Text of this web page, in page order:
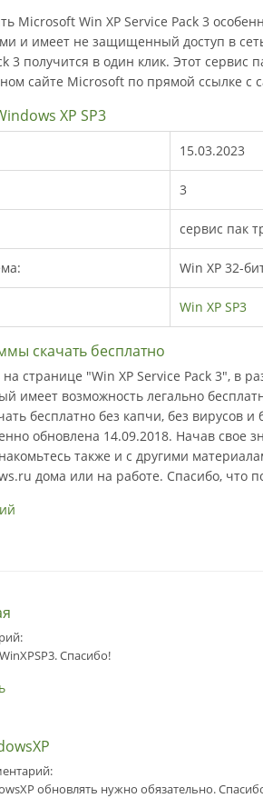
Microsoft Win XP Service Pack 3
и имеет не защищенный доступ в
3 получится в один клик. Этот сервис
сайте Microsoft по прямой ссылке с
XP SP3
15.03.2023
3
сервис пак
Win XP 32-
Win XP SP3
скачать бесплатно
странице "Win XP Service Pack 3", в
имеет возможность легально
бесплатно без капчи, без вирусов и
обновлена 14.09.2018. Начав свое
также и с другими
дома или на работе. Спасибо, что
Спасибо!
обновлять нужно обязательно.